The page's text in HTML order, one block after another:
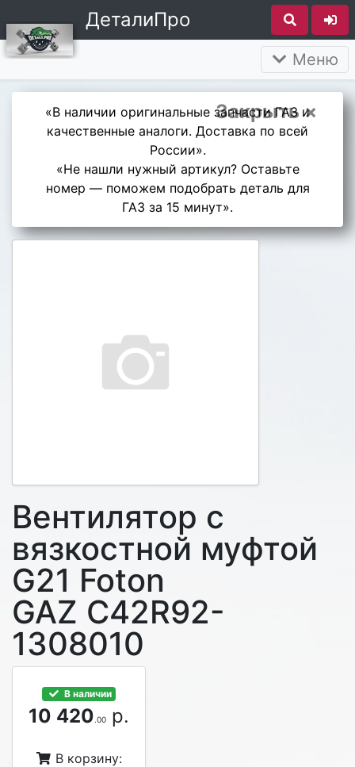
ДеталиПро
Меню
Закрыть ×
«В наличии оригинальные запчасти ГАЗ и
качественные аналоги. Доставка по всей
России».
«Не нашли нужный артикул? Оставьте
номер — поможем подобрать деталь для
ГАЗ за 15 минут».
Вентилятор с
вязкостной муфтой
G21 Foton
GAZ C42R92-
1308010
В наличии
10 420.00 р.
В корзину: